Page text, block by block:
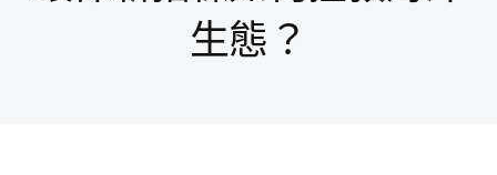
生態？